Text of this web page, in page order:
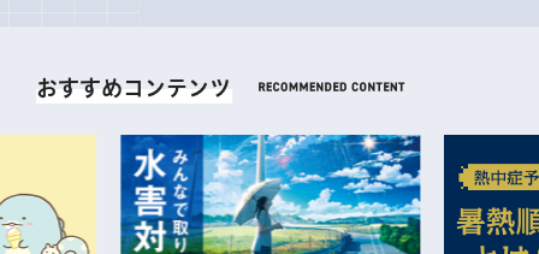
おすすめコンテンツ